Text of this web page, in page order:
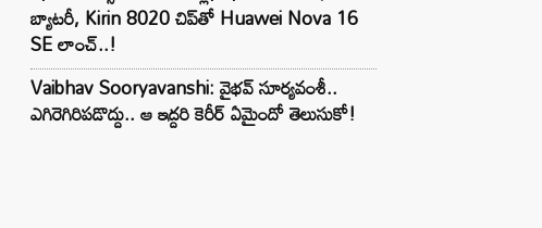
బ్యాటరీ, Kirin 8020 చిప్‌తో Huawei Nova 16
SE లాంచ్..!
Vaibhav Sooryavanshi: వైభవ్ సూర్యవంశీ..
ఎగిరెగిరిపడొద్దు.. ఆ ఇద్దరి కెరీర్ ఏమైందో తెలుసుకో!